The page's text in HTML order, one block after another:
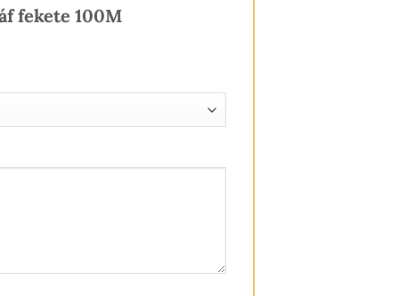
fekete 100M